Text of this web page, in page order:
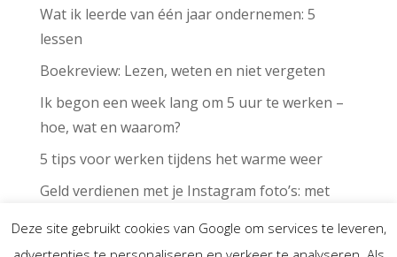
Wat ik leerde van één jaar ondernemen: 5
lessen
Boekreview: Lezen, weten en niet vergeten
Ik begon een week lang om 5 uur te werken –
hoe, wat en waarom?
5 tips voor werken tijdens het warme weer
Geld verdienen met je Instagram foto’s: met
Deze site gebruikt cookies van Google om services te leveren,